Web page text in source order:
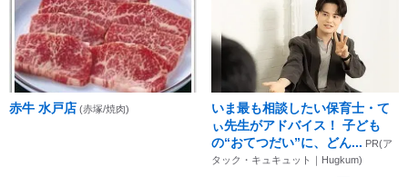
赤牛 水戸店 (赤塚/焼肉)
いま最も相談したい保育士・て
ぃ先生がアドバイス！ 子ども
の“おてつだい”に、どん... PR(ア
タック・キュキュット｜Hugkum)